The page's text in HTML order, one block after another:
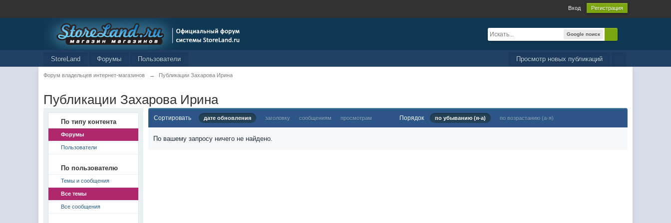
Вход Регистрация
Google поиск
Просмотр новых публикаций
StoreLand Форумы Пользователи
Форум владельцев интернет-магазинов → Публикации Захарова Ирина
Публикации Захарова Ирина
По типу контента
Форумы
Пользователи
По пользователю
Темы и сообщения
Все темы
Все сообщения
Сортировать дате обновления заголовку сообщениям просмотрам Порядок по убыванию (я-а) по возрастанию (а-я)
По вашему запросу ничего не найдено.